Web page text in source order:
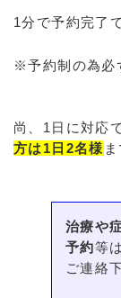
1分で予約完了
※予約制の為必
尚、1日に対応
方は1日2名様
治療や
予約等
ご連絡